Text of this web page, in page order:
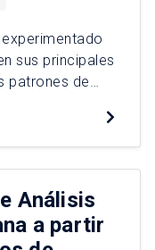
sus principales
patrones de
lo cual ha
de la ciudad
y distribución
Estas
Análisis
a partir